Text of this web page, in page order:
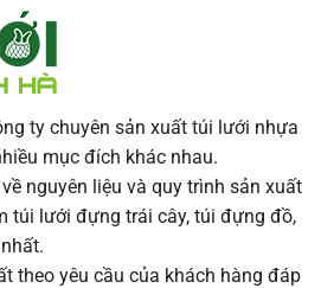
ty chuyên sản xuất túi lưới nhựa
mục đích khác nhau.
nguyên liệu và quy trình sản xuất
túi lưới đựng trái cây, túi đựng đồ,
theo yêu cầu của khách hàng đáp